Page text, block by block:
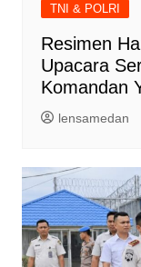
TNI & POLRI
Resimen
Upacara
Komandan
lensamedan